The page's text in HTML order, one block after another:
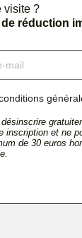
visite ?
de réduction
inscription et ne
de 30 euros